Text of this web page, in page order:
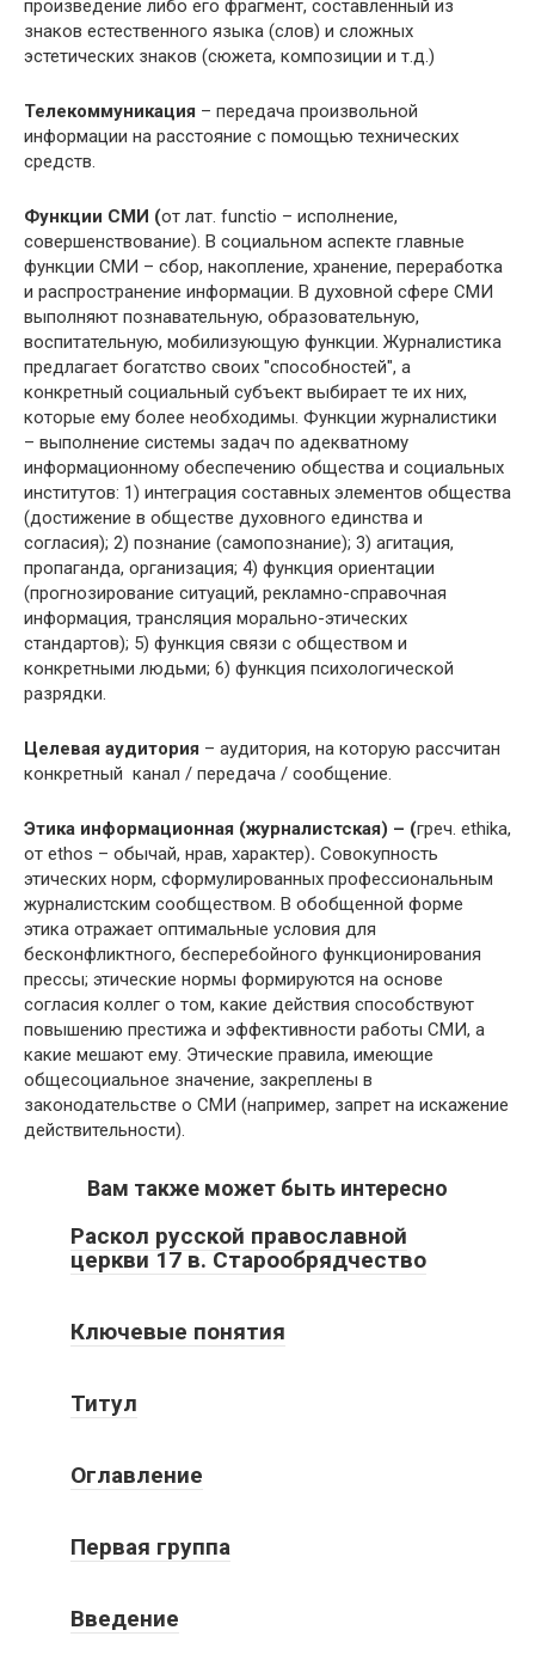
произведение либо его фрагмент, составленный из
знаков естественного языка (слов) и сложных
эстетических знаков (сюжета, композиции и т.д.)
Телекоммуникация – передача произвольной
информации на расстояние с помощью технических
средств.
Функции СМИ (от лат. functio – исполнение,
совершенствование). В социальном аспекте главные
функции СМИ – сбор, накопление, хранение, переработка
и распространение информации. В духовной сфере СМИ
выполняют познавательную, образовательную,
воспитательную, мобилизующую функции. Журналистика
предлагает богатство своих "способностей", а
конкретный социальный субъект выбирает те их них,
которые ему более необходимы. Функции журналистики
– выполнение системы задач по адекватному
информационному обеспечению общества и социальных
институтов: 1) интеграция составных элементов общества
(достижение в обществе духовного единства и
согласия); 2) познание (самопознание); 3) агитация,
пропаганда, организация; 4) функция ориентации
(прогнозирование ситуаций, рекламно-справочная
информация, трансляция морально-этических
стандартов); 5) функция связи с обществом и
конкретными людьми; 6) функция психологической
разрядки.
Целевая аудитория – аудитория, на которую рассчитан
конкретный канал / передача / сообщение.
Этика информационная (журналистская) – (греч. ethika,
от ethos – обычай, нрав, характер). Совокупность
этических норм, сформулированных профессиональным
журналистским сообществом. В обобщенной форме
этика отражает оптимальные условия для
бесконфликтного, бесперебойного функционирования
прессы; этические нормы формируются на основе
согласия коллег о том, какие действия способствуют
повышению престижа и эффективности работы СМИ, а
какие мешают ему. Этические правила, имеющие
общесоциальное значение, закреплены в
законодательстве о СМИ (например, запрет на искажение
действительности).
Вам также может быть интересно
Раскол русской православной
церкви 17 в. Старообрядчество
Ключевые понятия
Титул
Оглавление
Первая группа
Введение